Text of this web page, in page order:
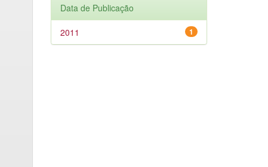
Data de Publicação
1
2011